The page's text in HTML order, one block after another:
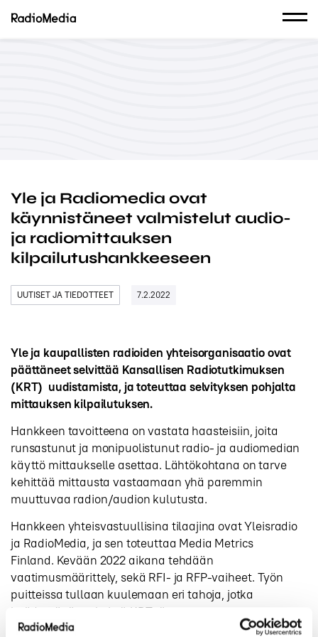
Yle ja Radiomedia ovat
käynnistäneet valmistelut audio-
ja radiomittauksen
kilpailutushankkeeseen
UUTISET JA TIEDOTTEET 7.2.2022
Yle ja kaupallisten radioiden yhteisorganisaatio ovat
päättäneet selvittää Kansallisen Radiotutkimuksen
(KRT) uudistamista, ja toteuttaa selvityksen pohjalta
mittauksen kilpailutuksen.
Hankkeen tavoitteena on vastata haasteisiin, joita
runsastunut ja monipuolistunut radio- ja audiomedian
käyttö mittaukselle asettaa. Lähtökohtana on tarve
kehittää mittausta vastaamaan yhä paremmin
muuttuvaa radion/audion kulutusta.
Hankkeen yhteisvastuullisina tilaajina ovat Yleisradio
ja RadioMedia, ja sen toteuttaa Media Metrics
Finland. Kevään 2022 aikana tehdään
vaatimusmäärittely, sekä RFI- ja RFP-vaiheet. Työn
puitteissa tullaan kuulemaan eri tahoja, jotka
hyödyntävät nykyistä KRT:tä.